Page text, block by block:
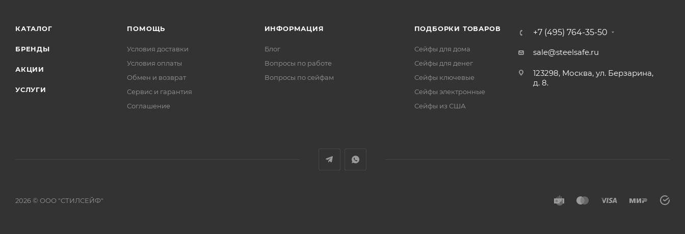
КАТАЛОГ
БРЕНДЫ
АКЦИИ
УСЛУГИ
ПОМОЩЬ
Условия доставки
Условия оплаты
Обмен и возврат
Сервис и гарантия
Соглашение
ИНФОРМАЦИЯ
Блог
Вопросы по работе
Вопросы по сейфам
ПОДБОРКИ ТОВАРОВ
Сейфы для дома
Сейфы для денег
Сейфы ключевые
Сейфы электронные
Сейфы из США
+7 (495) 764-35-50
sale@steelsafe.ru
123298, Москва, ул. Берзарина,
д. 8.
2026 © ООО "СТИЛСЕЙФ"